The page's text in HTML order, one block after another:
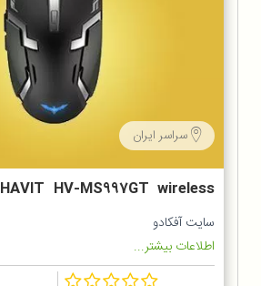
سراسر ایران
HAVIT HV-MS997GT wireless
gaming mouse
سایت آفکادو
اطلاعات بیشتر...